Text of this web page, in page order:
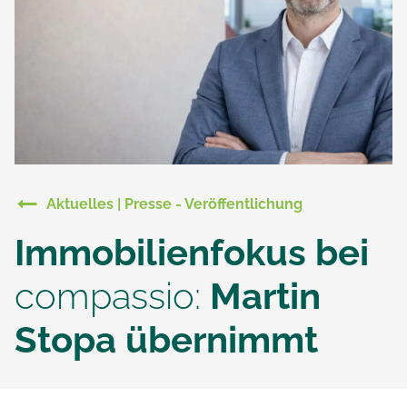
Aktuelles | Presse - Veröffentlichung
Immobilienfokus bei
compassio: Martin
Stopa übernimmt